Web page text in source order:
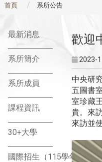
首頁 系所公告
最新消息
系所簡介
系所成員
課程資訊
30+大學
國際招生（115學年）
歡迎
2023-
中央研
五圖書
室珍藏
貴。來
來訪並